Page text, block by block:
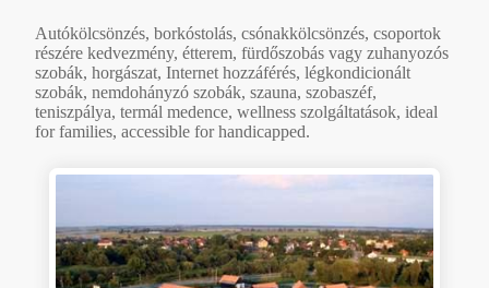
Autókölcsönzés, borkóstolás, csónakkölcsönzés, csoportok
részére kedvezmény, étterem, fürdőszobás vagy zuhanyozós
szobák, horgászat, Internet hozzáférés, légkondicionált
szobák, nemdohányzó szobák, szauna, szobaszéf,
teniszpálya, termál medence, wellness szolgáltatások, ideal
for families, accessible for handicapped.